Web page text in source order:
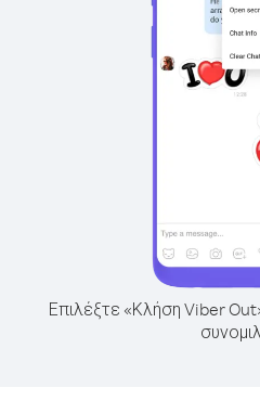
Επιλέξτε «Κλήση Viber